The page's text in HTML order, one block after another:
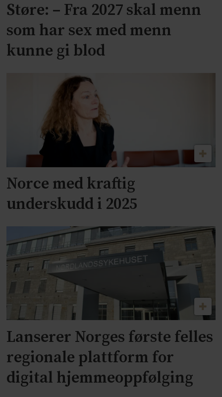
Støre: – Fra 2027 skal menn
som har sex med menn
kunne gi blod
Norce med kraftig
underskudd i 2025
Lanserer Norges første felles
regionale plattform for
digital hjemmeoppfølging